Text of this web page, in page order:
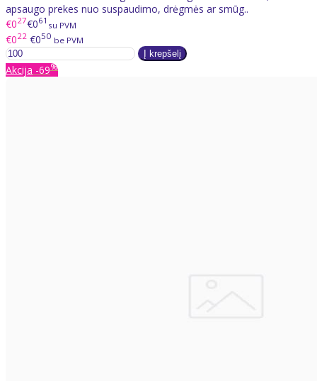
apsaugo prekes nuo suspaudimo, drėgmės ar smūg..
€027€061 su PVM
€022 €050 be PVM
Akcija -69%